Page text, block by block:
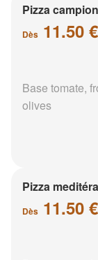
Pizza
Dès 11.50 €
Base tomate,
olives
Pizza
Dès 11.50 €